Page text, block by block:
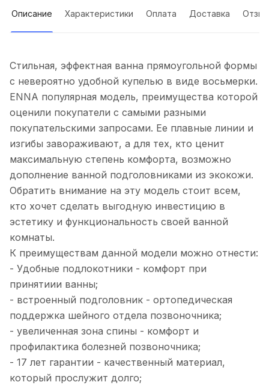
Описание Характеристики Оплата Доставка
Стильная, эффектная ванна прямоугольной формы
с невероятно удобной купелью в виде восьмерки.
ENNA популярная модель, преимущества которой
оценили покупатели с самыми разными
покупательскими запросами. Ее плавные линии и
изгибы завораживают, а для тех, кто ценит
максимальную степень комфорта, возможно
дополнение ванной подголовниками из экокожи.
Обратить внимание на эту модель стоит всем,
кто хочет сделать выгодную инвестицию в
эстетику и функциональность своей ванной
комнаты.
К преимуществам данной модели можно отнести:
- Удобные подлокотники - комфорт при
принятиии ванны;
- встроенный подголовник - ортопедическая
поддержка шейного отдела позвоночника;
- увеличенная зона спины - комфорт и
профилактика болезней позвоночника;
- 17 лет гарантии - качественный материал,
который прослужит долго;